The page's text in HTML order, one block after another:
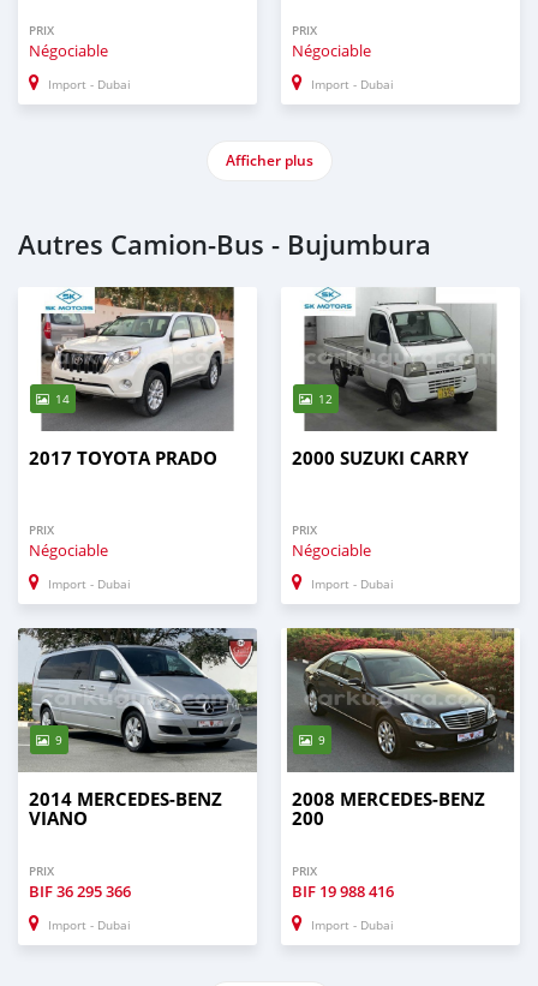
PRIX
Négociable
Import - Dubai
PRIX
Négociable
Import - Dubai
Afficher plus
Autres Camion‒Bus - Bujumbura
14
2017 TOYOTA PRADO
PRIX
Négociable
Import - Dubai
12
2000 SUZUKI CARRY
PRIX
Négociable
Import - Dubai
9
2014 MERCEDES-BENZ
VIANO
PRIX
BIF36 295 366
Import - Dubai
9
2008 MERCEDES-BENZ
200
PRIX
BIF 19 988 416
Import - Dubai